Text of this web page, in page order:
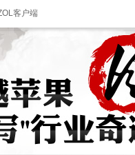
客户端